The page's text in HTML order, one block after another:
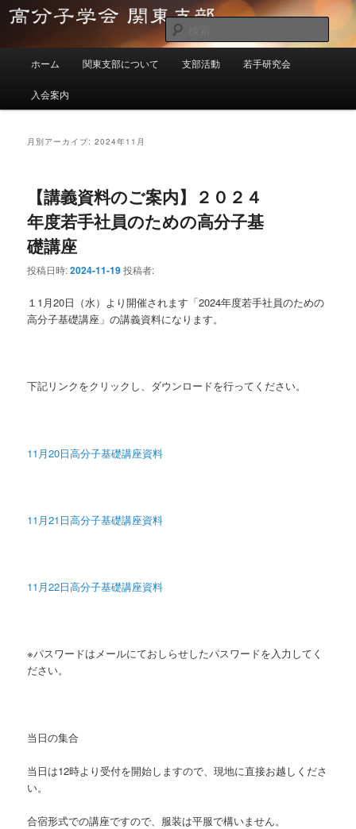
メ
ン
サ
ツ
高分子学会関東支部
索
ホーム 関東支部について 支部活動 若手研究会
入会案内
月別アーカイブ:2024年11月
【講義資料のご案内】２０２４
年度若手社員のための高分子基
礎講座
投稿日時:2024-11-19投稿者:
１1月20日（水）より開催されます「2024年度若手社員のための
高分子基礎講座」の講義資料になります。
下記リンクをクリックし、ダウンロードを行ってください。
11月20日高分子基礎講座資料
11月21日高分子基礎講座資料
11月22日高分子基礎講座資料
※パスワードはメールにておしらせしたパスワードを入力してく
ださい。
当日の集合
当日は12時より受付を開始しますので、現地に直接お越しくださ
い。
合宿形式での講座ですので、服装は平服で構いません。